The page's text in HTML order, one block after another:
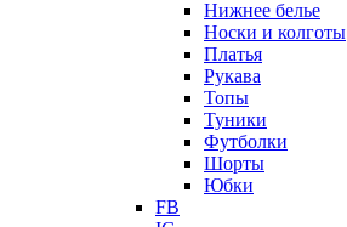
Нижнее белье
Носки и колготы
Платья
Рукава
Топы
Туники
Футболки
Шорты
Юбки
FB